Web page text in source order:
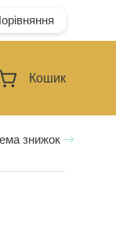
Кошик
знижок